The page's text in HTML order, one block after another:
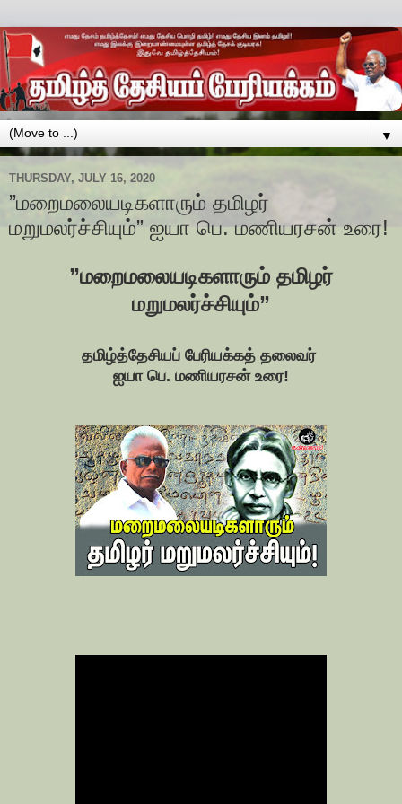
▼
THURSDAY, JULY 16, 2020
”மறைமலையடிகளாரும் தமிழர்
மறுமலர்ச்சியும்” ஐயா பெ. மணியரசன் உரை!
”மறைமலையடிகளாரும் தமிழர்
மறுமலர்ச்சியும்”
தமிழ்த்தேசியப் பேரியக்கத் தலைவர்
ஐயா பெ. மணியரசன் உரை!